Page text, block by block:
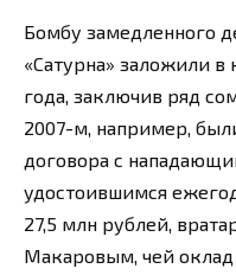
Бомбу замедленного
«Сатурна» заложили в
года, заключив ряд
2007-м, например,
договора с
удостоившимся
27,5 млн рублей,
Макаровым, чей оклад